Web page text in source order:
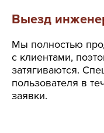
Выезд
Мы полностью
с клиентами,
затягиваются.
пользователя в
заявки.